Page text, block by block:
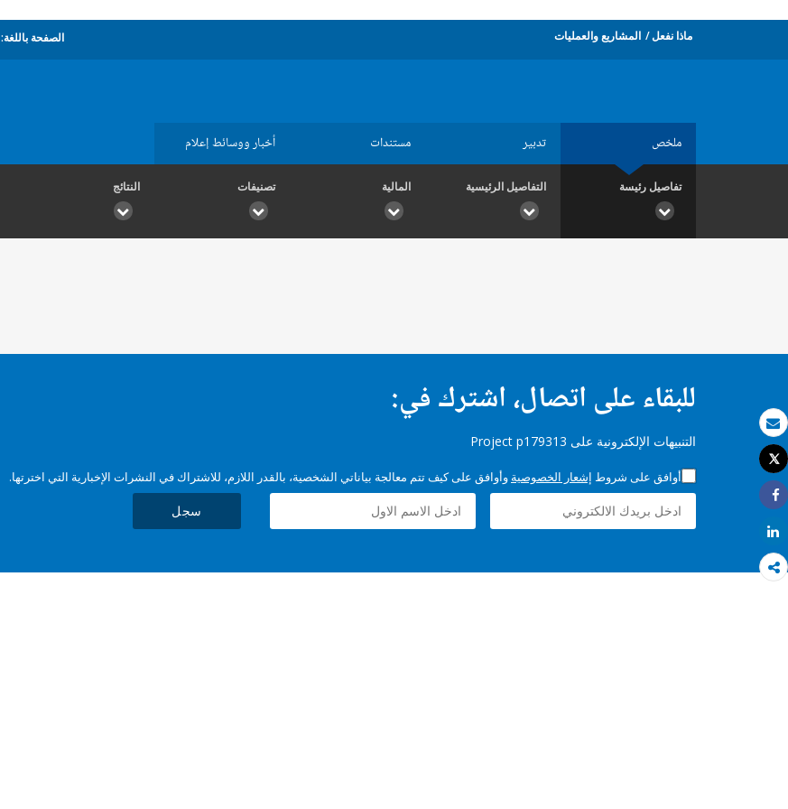
بريد الكتروني
طباعة
Tweet
Share
Share
ماذا نفعل المشاريع والعمليات الصفحة باللغة:
ملخص تدبير مستندات أخبار ووسائط إعلام
تفاصيل رئيسة التفاصيل الرئيسية المالية تصنيفات النتائج
للبقاء على اتصال، اشترك في:
التنبيهات الإلكترونية على Project p179313
أوافق على شروط إشعار الخصوصية وأوافق على كيف تتم معالجة بياناتي الشخصية، بالقدر اللازم، للاشتراك في النشرات الإخبارية التي اخترتها.
سجل